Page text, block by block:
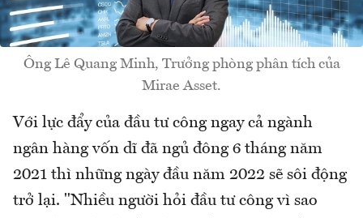
Ông Lê Quang Minh, Trưởng phòng phân tích của
Mirae Asset.
Với lực đẩy của đầu tư công ngay cả ngành
ngân hàng vốn dĩ đã ngủ đông 6 tháng năm
2021 thì những ngày đầu năm 2022 sẽ sôi động
trở lại. "Nhiều người hỏi đầu tư công vì sao